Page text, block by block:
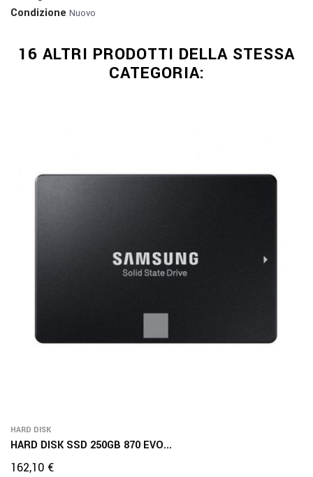
Condizione Nuovo
16 ALTRI PRODOTTI DELLA STESSA
CATEGORIA:
HARD DISK
HARD DISK SSD 250GB 870 EVO...
Prezzo
162,10 €